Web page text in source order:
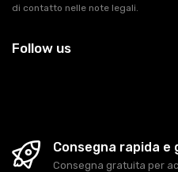
di contatto nelle note legali.
Follow us
Consegna rapida
Consegna gratuita per